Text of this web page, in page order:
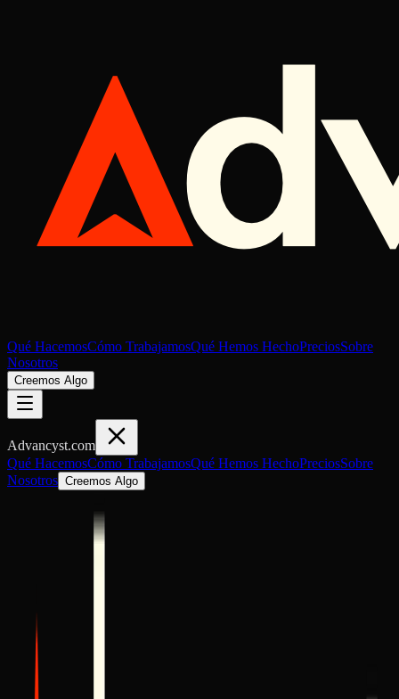
Qué HacemosCómo TrabajamosQué Hemos HechoPreciosSobre
Nosotros
Creemos Algo
Advancyst.com
Qué HacemosCómo TrabajamosQué Hemos HechoPreciosSobre
Nosotros Creemos Algo